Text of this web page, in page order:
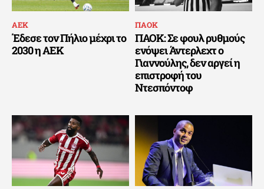
ΑΕΚ
Έδεσε τον Πήλιο μέχρι το
2030 η ΑΕΚ
ΠΑΟΚ
ΠΑΟΚ: Σε φουλ ρυθμούς
ενόψει Άντερλεχτ ο
Γιαννούλης, δεν αργεί η
επιστροφή του
Ντεσπόντοφ